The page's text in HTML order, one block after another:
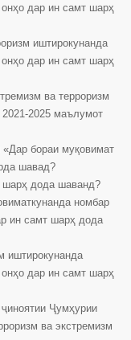
дар ин самт шарҳ
иштирокунанда
дар ин самт шарҳ
ва терроризм
2025 маълумот
бораи муқовимат
шавад?
дода шаванд?
номбар
ин самт шарҳ дода
иштирокунанда
дар ин самт шарҳ
Ҷумҳурии
ва экстремизм